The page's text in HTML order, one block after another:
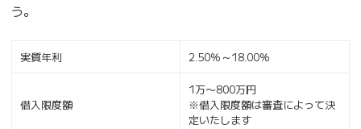
う。
実質年利 2.50％～18.00％
借入限度額
1万〜800万円
※借入限度額は審査によって決
定いたします